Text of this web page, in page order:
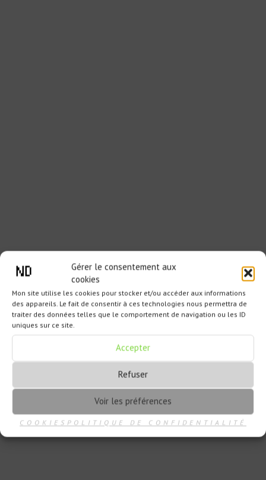
Gérer le consentement aux
cookies
Mon site utilise les cookies pour stocker et/ou accéder aux informations
des appareils. Le fait de consentir à ces technologies nous permettra de
traiter des données telles que le comportement de navigation ou les ID
uniques sur ce site.
Accepter
Refuser
Voir les préférences
COOKIES POLITIQUE DE CONFIDENTIALITÉ